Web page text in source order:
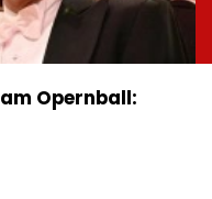
Opernball: